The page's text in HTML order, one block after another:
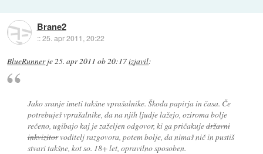
Brane2
::25. apr 2011, 20:22
BlueRunnerje25. apr 2011 ob 20:17izjavil:
Jako sranje imeti takšne vprašalnike. Škoda papirja in časa. Če
potrebuješ vprašalnike, da na njih ljudje lažejo, oziroma bolje
rečeno, ugibajo kaj je zaželjen odgovor, ki ga pričakujedržavni
inkvizitorvoditelj razgovora, potem bolje, da nimaš nič in pustiš
stvari takšne, kot so. 18+ let, opravilno sposoben.